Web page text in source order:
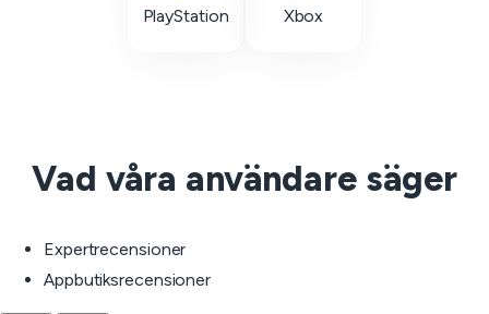
PlayStation Xbox
Vad våra användare säger
Expertrecensioner
Appbutiksrecensioner